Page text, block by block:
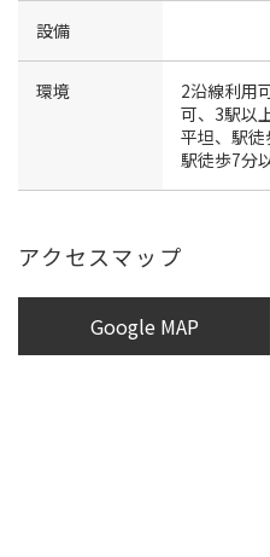
設備
環境
2沿線利用
可、3駅以
平坦、駅徒
駅徒歩7分
アクセスマップ
Google MAP